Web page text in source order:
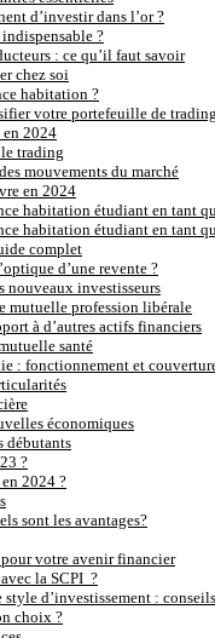
d’investir dans l’or ?
?
: ce qu’il faut savoir
chez soi
habitation ?
votre portefeuille de trading
en 2024
trading
mouvements du marché
en 2024
habitation étudiant en tant
habitation étudiant en tant
complet
d’une revente ?
nouveaux investisseurs
mutuelle profession libérale
à d’autres actifs financiers
santé
: fonctionnement et
économiques
débutants
?
2024 ?
sont les avantages?
votre avenir financier
la SCPI ?
d’investissement :
choix ?